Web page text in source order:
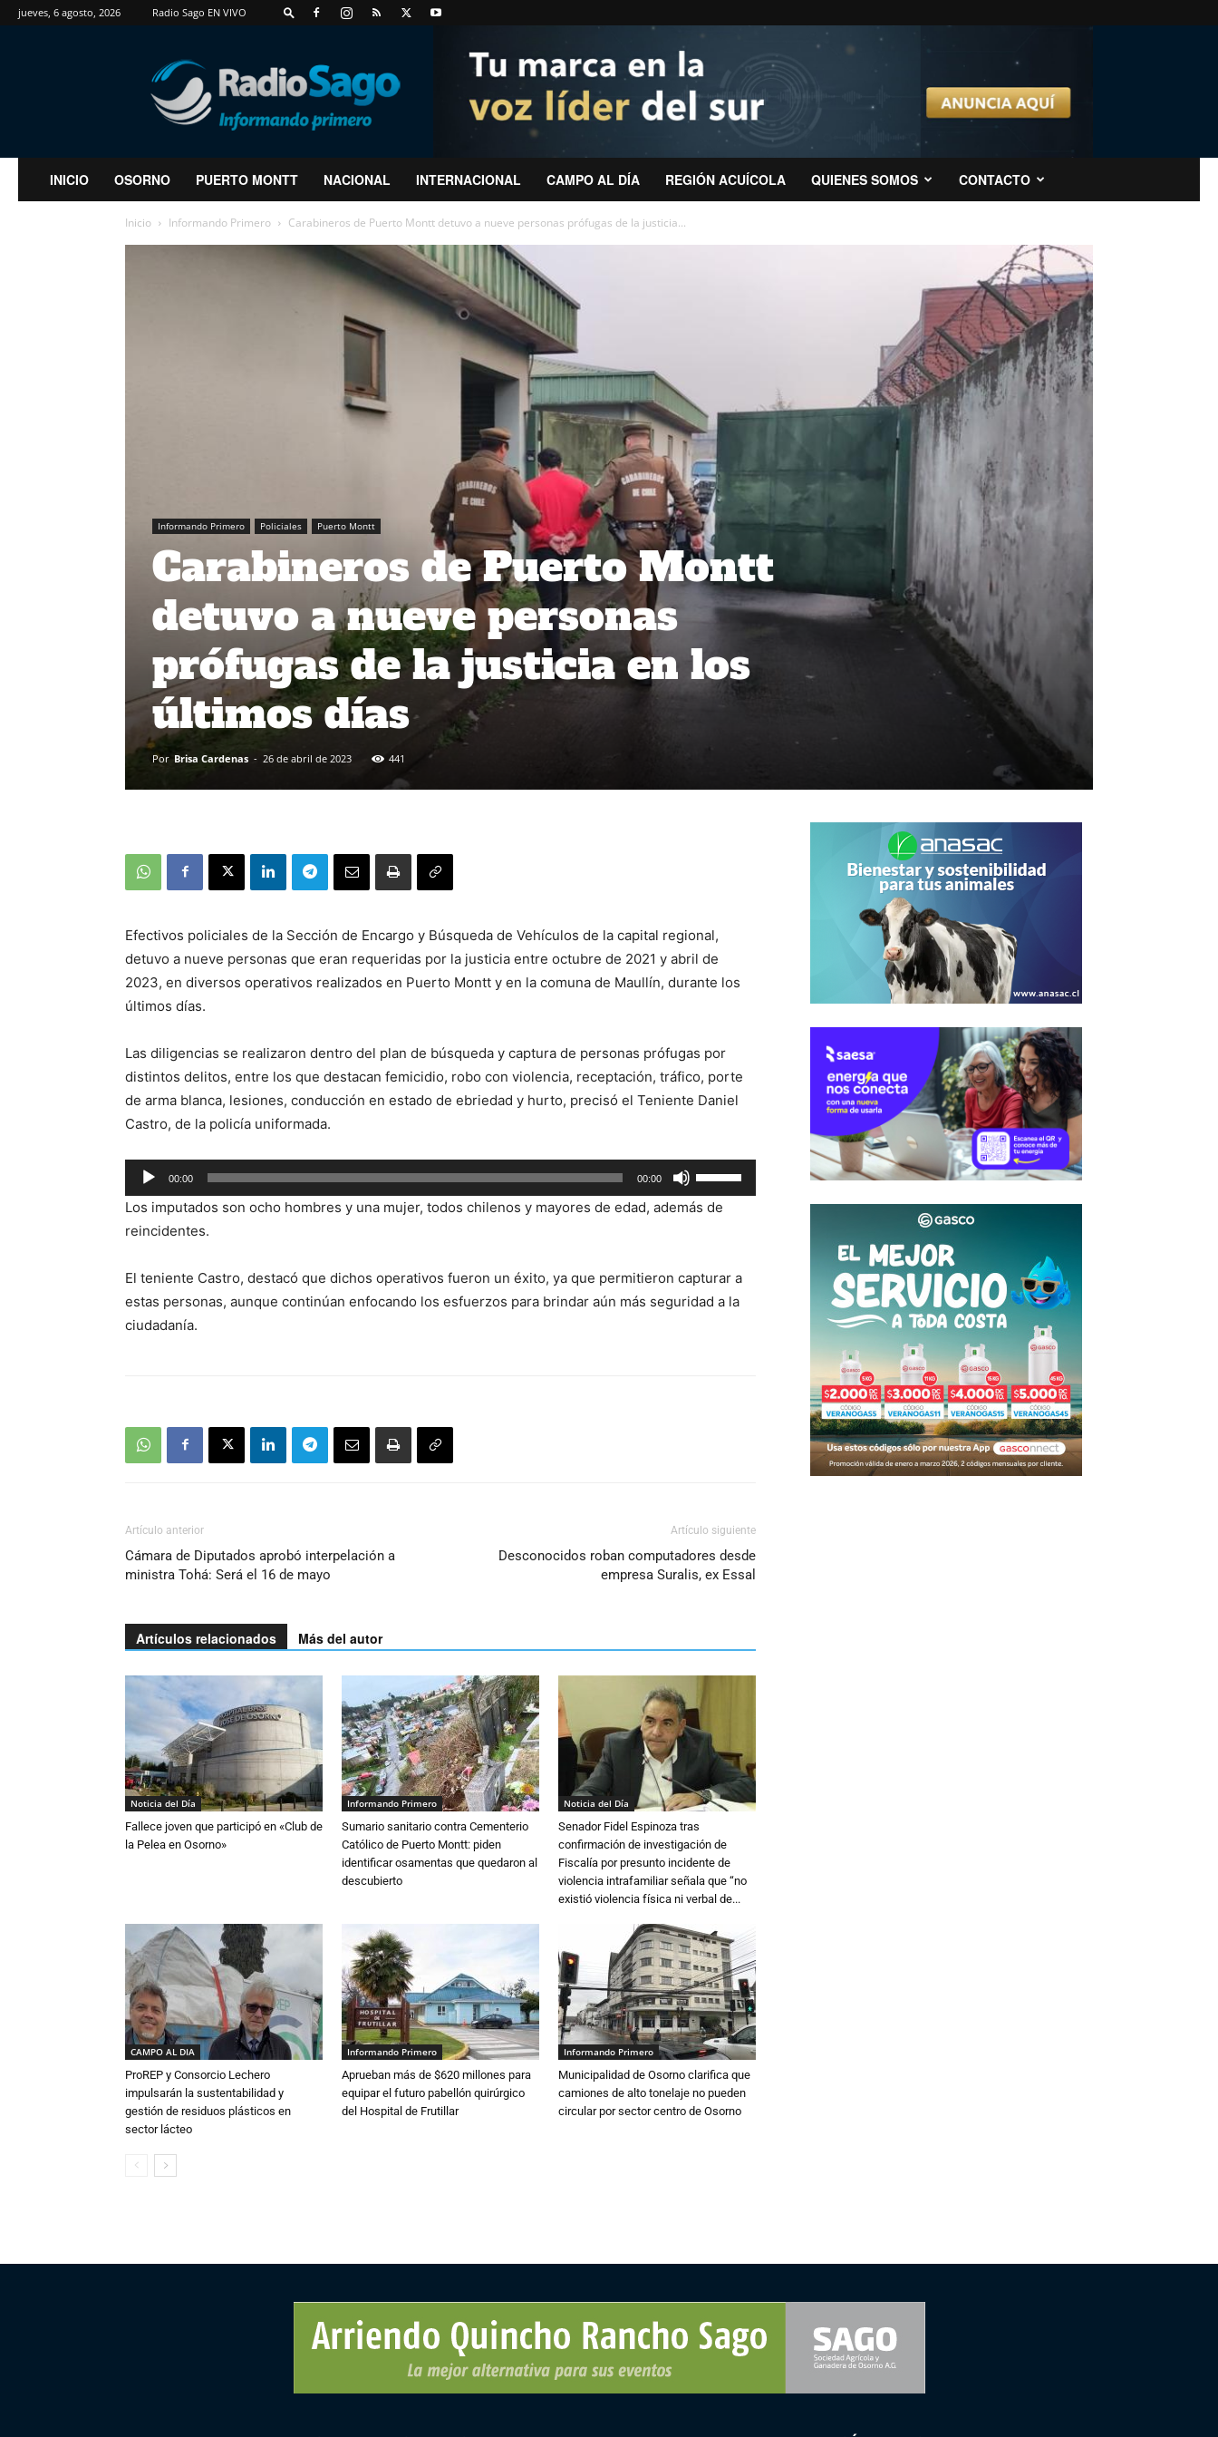
jueves, 6 agosto, 2026 Radio Sago EN VIVO
RadioSago
INICIO OSORNO PUERTO MONTT NACIONAL INTERNACIONAL CAMPO AL DÍA REGIÓN ACUÍCOLA QUIENES SOMOS CONTACTO
Inicio Informando Primero Carabineros de Puerto Montt detuvo a nueve personas prófugas de la justicia...
Informando Primero Policiales Puerto Montt
Carabineros de Puerto Montt
detuvo a nueve personas
prófugas de la justicia en los
últimos días
Por Brisa Cardenas - 26 de abril de 2023 441
Efectivos policiales de la Sección de Encargo y Búsqueda de Vehículos de la capital regional,
detuvo a nueve personas que eran requeridas por la justicia entre octubre de 2021 y abril de
2023, en diversos operativos realizados en Puerto Montt y en la comuna de Maullín, durante los
últimos días.
Las diligencias se realizaron dentro del plan de búsqueda y captura de personas prófugas por
distintos delitos, entre los que destacan femicidio, robo con violencia, receptación, tráfico, porte
de arma blanca, lesiones, conducción en estado de ebriedad y hurto, precisó el Teniente Daniel
Castro, de la policía uniformada.
Reproductor
de
audio
00:00 00:00
las
teclas
arriba/abajo
para
Los imputados son ocho hombres y una mujer, todos chilenos y mayores de edad, además de
reincidentes.
El teniente Castro, destacó que dichos operativos fueron un éxito, ya que permitieron capturar a
estas personas, aunque continúan enfocando los esfuerzos para brindar aún más seguridad a la
ciudadanía.
Artículo anterior
Cámara de Diputados aprobó interpelación a
ministra Tohá: Será el 16 de mayo
Artículo siguiente
Desconocidos roban computadores desde
empresa Suralis, ex Essal
Artículos relacionados Más del autor
Noticia del Día
Fallece joven que participó en «Club de
la Pelea en Osorno»
Informando Primero
Sumario sanitario contra Cementerio
Católico de Puerto Montt: piden
identificar osamentas que quedaron al
descubierto
Noticia del Día
Senador Fidel Espinoza tras
confirmación de investigación de
Fiscalía por presunto incidente de
violencia intrafamiliar señala que “no
existió violencia física ni verbal de...
CAMPO AL DIA
ProREP y Consorcio Lechero
impulsarán la sustentabilidad y
gestión de residuos plásticos en
sector lácteo
Informando Primero
Aprueban más de $620 millones para
equipar el futuro pabellón quirúrgico
del Hospital de Frutillar
Informando Primero
Municipalidad de Osorno clarifica que
camiones de alto tonelaje no pueden
circular por sector centro de Osorno